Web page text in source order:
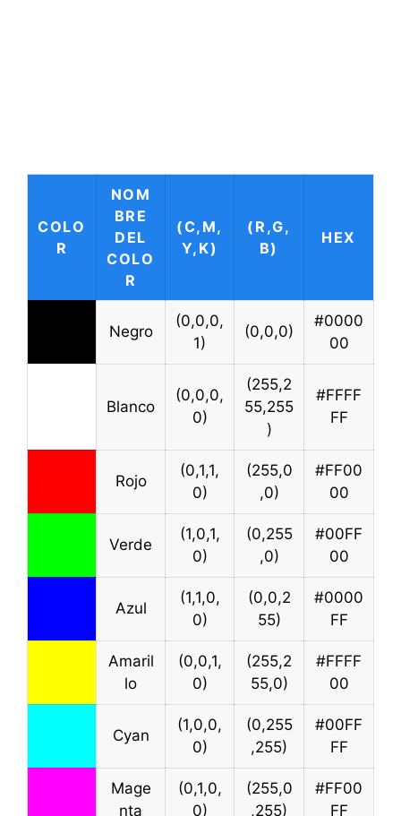
COLO
R
NOM
BRE
DEL
COLO
R
(C,M,
Y,K)
(R,G,
B)
HEX
Negro
(0,0,0,
1)
(0,0,0)
#0000
00
Blanco
(0,0,0,
0)
(255,2
55,255
)
#FFFF
FF
Rojo
(0,1,1,
0)
(255,0
,0)
#FF00
00
Verde
(1,0,1,
0)
(0,255
,0)
#00FF
00
Azul
(1,1,0,
0)
(0,0,2
55)
#0000
FF
Amaril
lo
(0,0,1,
0)
(255,2
55,0)
#FFFF
00
Cyan
(1,0,0,
0)
(0,255
,255)
#00FF
FF
Mage
nta
(0,1,0,
0)
(255,0
,255)
#FF00
FF